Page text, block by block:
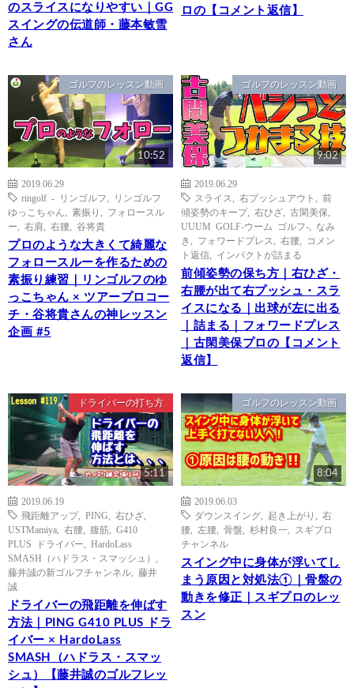
のスライスになりやすい｜GG
スイングの伝道師・藤本敏雪
さん
ロの【コメント返信】
ゴルフのレッスン動画
10:52
2019.06.29
ringolf - リンゴルフ
リンゴルフ
ゆっこちゃん
素振り
フォロースル
ー
右肩 右腰 谷将貴
プロのような大きくて綺麗な
フォロースルーを作るための
素振り練習｜リンゴルフのゆ
っこちゃん × ツアープロコー
チ・谷将貴さんの神レッスン
企画 #5
ゴルフのレッスン動画
9:02
2019.06.29
スライス
右プッシュアウト
前
傾姿勢のキープ, 右ひざ 古閑美保
UUUM GOLF-ウーム ゴルフ-
なみ
き
フォワードプレス 右腰
コメン
ト返信
インパクトが詰まる
前傾姿勢の保ち方｜右ひざ・
右腰が出て右プッシュ・スラ
イスになる｜出球が左に出る
｜詰まる｜フォワードプレス
｜古閑美保プロの【コメント
返信】
ドライバーの打ち方
5:11
2019.06.19
飛距離アップ, PING 右ひざ
USTMamiya
右腰 腹筋
G410
PLUS ドライバー
HardoLass
SMASH（ハドラス・スマッシュ）
藤井誠の新ゴルフチャンネル
藤井
誠
ドライバーの飛距離を伸ばす
方法｜PING G410 PLUS ドラ
イバー × HardoLass
SMASH（ハドラス・スマッ
シュ）【藤井誠のゴルフレッ
ゴルフのレッスン動画
8:04
2019.06.03
ダウンスイング
起き上がり
右
腰
左腰 骨盤 杉村良一
スギプロ
チャンネル
スイング中に身体が浮いてし
まう原因と対処法①｜骨盤の
動きを修正｜スギプロのレッ
スン